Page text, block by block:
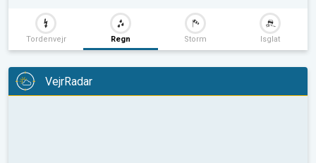
Tordenvejr Regn Storm Isglat
VejrRadar